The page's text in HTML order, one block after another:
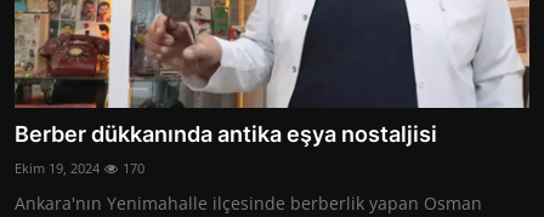
Berber dükkanında antika eşya nostaljisi
Ekim 19, 2024 170
Ankara'nın Yenimahalle ilçesinde berberlik yapan Osman